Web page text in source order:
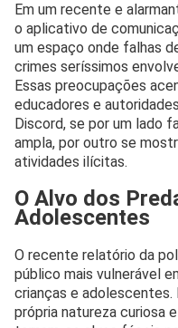
Em um recente e
o aplicativo de
um espaço onde falhas
crimes seríssimos
Essas preocupações
educadores e
Discord, se por um lado
ampla, por outro se
atividades ilícitas.
O Alvo dos
Adolescentes
O recente relatório da
público mais vulnerável
crianças e adolescentes.
própria natureza curiosa